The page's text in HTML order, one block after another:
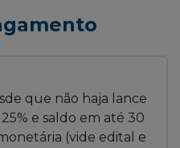
que não haja lance
e saldo em até 30
(vide edital e